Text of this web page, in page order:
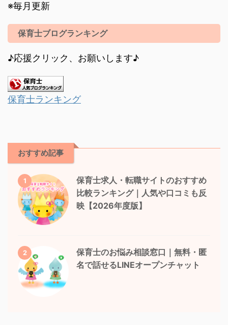
※毎月更新
保育士ブログランキング
♪応援クリック、お願いします♪
保育士ランキング
おすすめ記事
1
保育士求人・転職サイトのおすすめ
比較ランキング｜人気や口コミも反
映【2026年度版】
2
保育士のお悩み相談窓口｜無料・匿
名で話せるLINEオープンチャット